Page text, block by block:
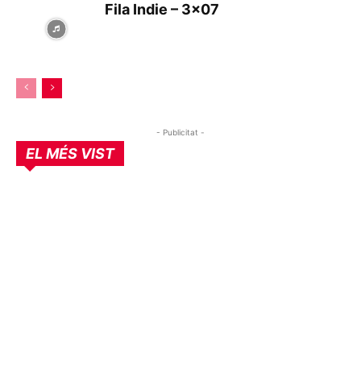
Fila Indie – 3×07
- Publicitat -
EL MÉS VIST